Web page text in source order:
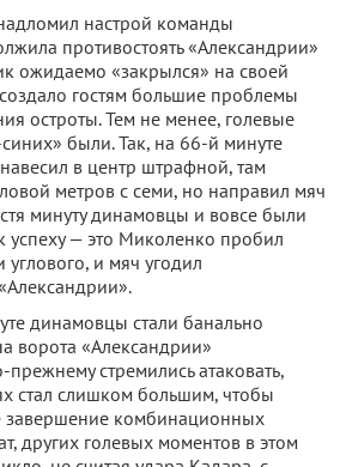
настрой команды
противостоять «Александрии»
ожидаемо «закрылся» на своей
гостям большие проблемы
остроты. Тем не менее, голевые
были. Так, на 66-й минуте
в центр штрафной, там
метров с семи, но направил мяч
минуту динамовцы и вовсе были
успеху — это Миколенко пробил
и мяч угодил
динамовцы стали банально
ворота «Александрии»
прежнему стремились атаковать,
стал слишком большим, чтобы
завершение комбинационных
других голевых моментов в этом